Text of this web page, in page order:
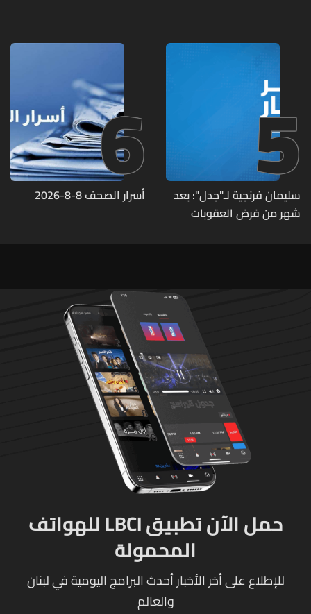
5
سليمان فرنجية لـ"جدل": بعد
شهر من فرض العقوبات
6
أسرار الصحف 8-8-2026
حمل الآن تطبيق LBCI للهواتف
المحمولة
للإطلاع على أخر الأخبار أحدث البرامج اليومية في لبنان
والعالم